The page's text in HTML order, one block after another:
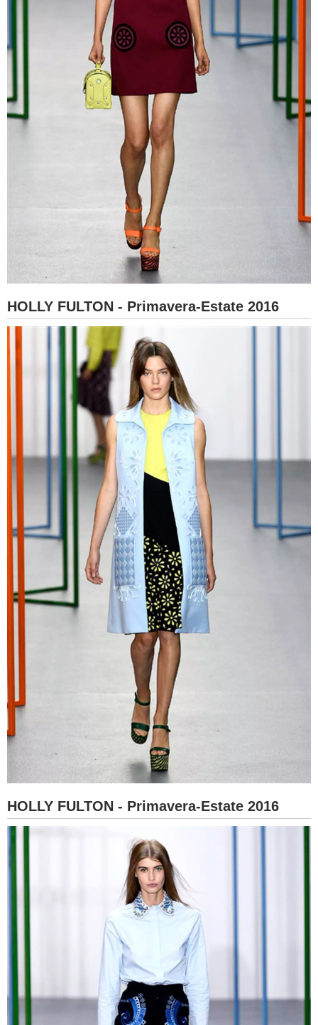
HOLLY FULTON - Primavera-Estate 2016
HOLLY FULTON - Primavera-Estate 2016